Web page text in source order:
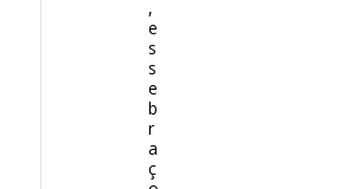
,
e
s
s
e
b
r
a
ç